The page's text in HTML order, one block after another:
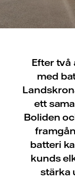
Efter
med
ett
Boliden
batteri
kunds
stärka